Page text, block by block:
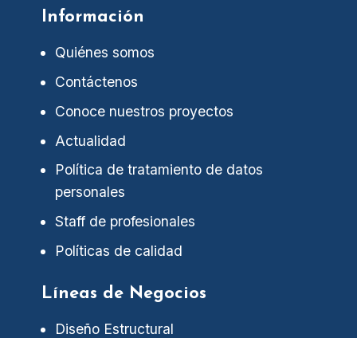
Información
Quiénes somos
Contáctenos
Conoce nuestros proyectos
Actualidad
Política de tratamiento de datos
personales
Staff de profesionales
Políticas de calidad
Líneas de Negocios
Diseño Estructural